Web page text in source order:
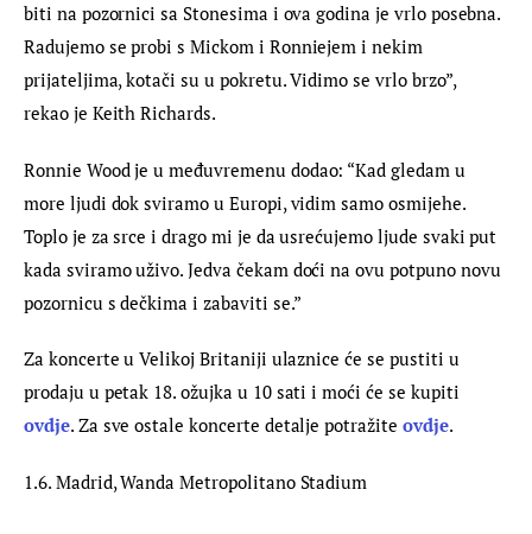
biti na pozornici sa Stonesima i ova godina je vrlo posebna.
Radujemo se probi s Mickom i Ronniejem i nekim
prijateljima, kotači su u pokretu. Vidimo se vrlo brzo”,
rekao je Keith Richards.
Ronnie Wood je u međuvremenu dodao: “Kad gledam u
more ljudi dok sviramo u Europi, vidim samo osmijehe.
Toplo je za srce i drago mi je da usrećujemo ljude svaki put
kada sviramo uživo. Jedva čekam doći na ovu potpuno novu
pozornicu s dečkima i zabaviti se.”
Za koncerte u Velikoj Britaniji ulaznice će se pustiti u
prodaju u petak 18. ožujka u 10 sati i moći će se kupiti
ovdje. Za sve ostale koncerte detalje potražite ovdje.
1.6. Madrid, Wanda Metropolitano Stadium